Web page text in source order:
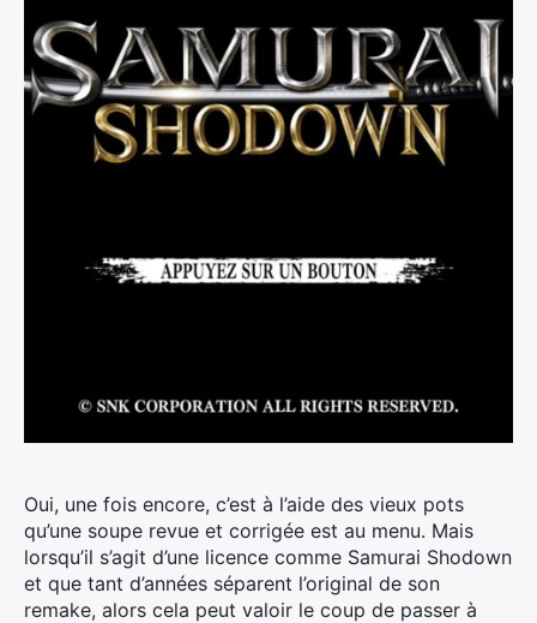
Oui, une fois encore, c’est à l’aide des vieux pots
qu’une soupe revue et corrigée est au menu. Mais
lorsqu’il s’agit d’une licence comme Samurai Shodown
et que tant d’années séparent l’original de son
remake, alors cela peut valoir le coup de passer à